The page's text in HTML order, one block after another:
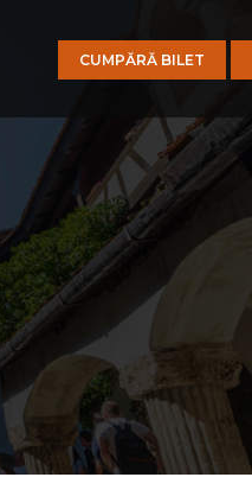
CUMPĂRĂ BILET